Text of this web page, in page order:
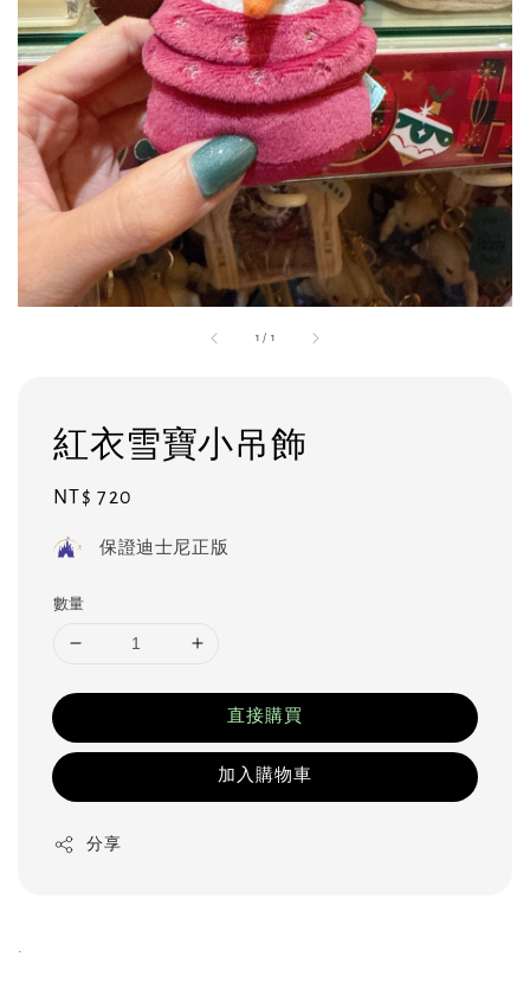
1 / 1
紅衣雪寶小吊飾
Regular
NT$ 720
保證迪士尼正版
數量
直接購買
加入購物車
分享